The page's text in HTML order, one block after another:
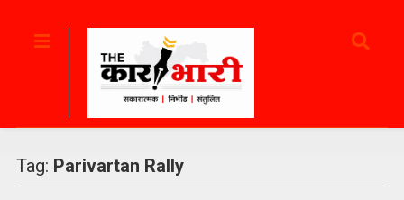
Tag: Parivartan Rally